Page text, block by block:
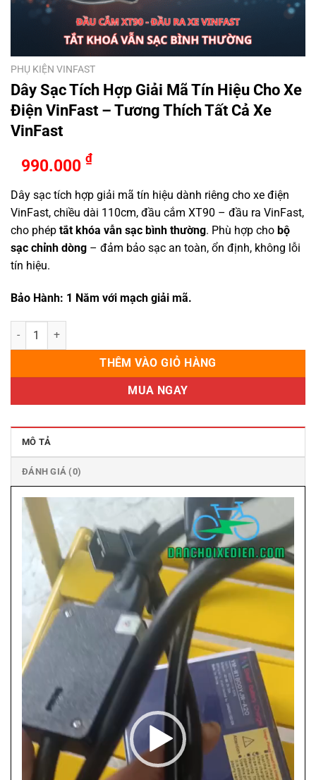
PHỤ KIỆN VINFAST
Dây Sạc Tích Hợp Giải Mã Tín Hiệu Cho Xe
Điện VinFast – Tương Thích Tất Cả Xe
VinFast
990.000 ₫
Dây sạc tích hợp giải mã tín hiệu dành riêng cho xe điện
VinFast, chiều dài 110cm, đầu cắm XT90 – đầu ra VinFast,
cho phép tắt khóa vẫn sạc bình thường. Phù hợp cho bộ
sạc chỉnh dòng – đảm bảo sạc an toàn, ổn định, không lỗi
tín hiệu.
Bảo Hành: 1 Năm với mạch giải mã.
Dây Sạc Tích Hợp Giải Mã Tín Hiệu Cho Xe Điện VinFast – Tương
THÊM VÀO GIỎ HÀNG
MUA NGAY
MÔ TẢ
ĐÁNH GIÁ (0)
Trình
chơi
Video